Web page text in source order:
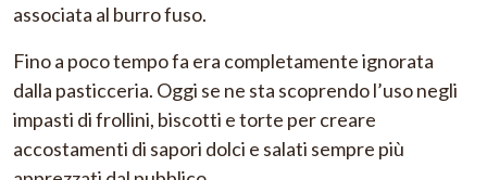
associata al burro fuso.
Fino a poco tempo fa era completamente ignorata
dalla pasticceria. Oggi se ne sta scoprendo l’uso negli
impasti di frollini, biscotti e torte per creare
accostamenti di sapori dolci e salati sempre più